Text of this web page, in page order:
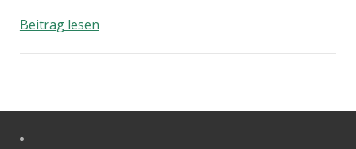
Beitrag lesenJahresrückblick